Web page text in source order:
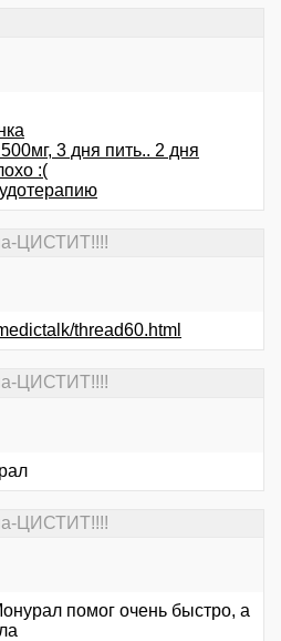
3 дня пить.. 2 дня
:(
ЦИСТИТ!!!!
thread60.html
ЦИСТИТ!!!!
ЦИСТИТ!!!!
помог очень быстро, а